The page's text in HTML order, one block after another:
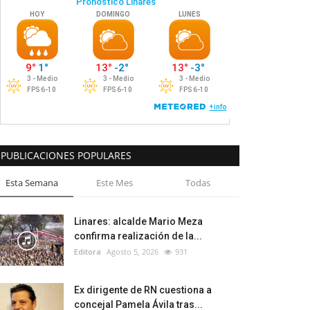
PUBLICACIONES POPULARES
Esta Semana Este Mes Todas
Linares: alcalde Mario Meza
confirma realización de la...
Editora Agosto 5, 2026 931
Ex dirigente de RN cuestiona a
concejal Pamela Ávila tras...